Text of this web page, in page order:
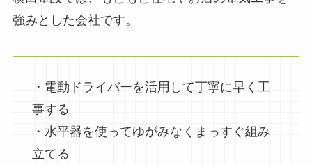
強みとした会社です。
・電動ドライバーを活用して丁寧に早く工
事する
・水平器を使ってゆがみなくまっすぐ組み
立てる